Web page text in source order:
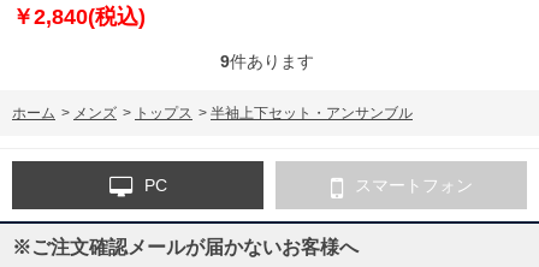
￥2,840(税込)
9件あります
ホーム > メンズ > トップス > 半袖上下セット・アンサンブル
PC スマートフォン
※ご注文確認メールが届かないお客様へ